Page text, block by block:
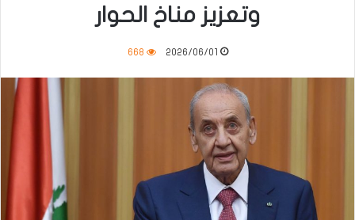
وتعزيز مناخ الحوار
2026/06/01
668